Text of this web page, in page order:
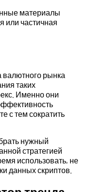
материалы
или частичная
валютного рынка
таких
Именно они
с тем сократить
нужный
стратегией
использовать, не
данных скриптов.